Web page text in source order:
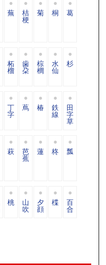
蕪 桔
梗
菊 桐 葛
柘
榴
歯
朶
棕
櫚
水
仙
杉
丁
字
蔦 椿 鉄
線
田
字
草
萩 芭
蕉
蓮 柊 瓢
桃 山
吹
夕
顔
楪 百
合